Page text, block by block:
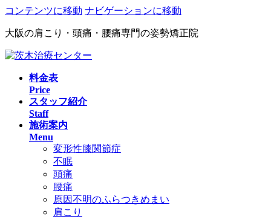
コンテンツに移動 ナビゲーションに移動
大阪の肩こり・頭痛・腰痛専門の姿勢矯正院
料金表
Price
スタッフ紹介
Staff
施術案内
Menu
変形性膝関節症
不眠
頭痛
腰痛
原因不明のふらつきめまい
肩こり